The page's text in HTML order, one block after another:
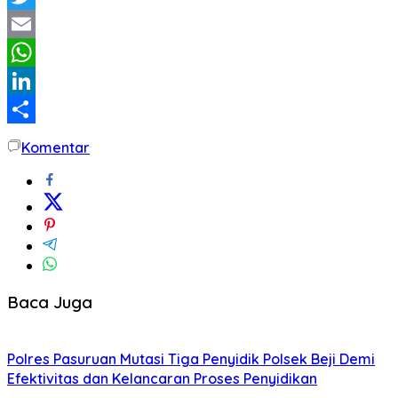
Twitter
Email
WhatsApp
LinkedIn
ShareKomentar
Baca Juga
Polres Pasuruan Mutasi Tiga Penyidik Polsek Beji Demi
Efektivitas dan Kelancaran Proses Penyidikan